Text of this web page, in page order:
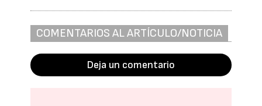
COMENTARIOS AL ARTÍCULO/NOTICIA
Deja un comentario